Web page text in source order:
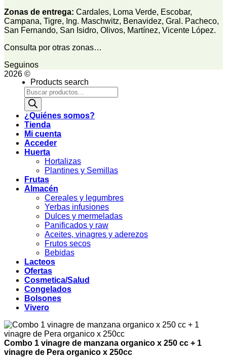
Zonas de entrega: Cardales, Loma Verde, Escobar,
Campana, Tigre, Ing. Maschwitz, Benavidez, Gral. Pacheco,
San Fernando, San Isidro, Olivos, Martínez, Vicente López.
Consulta por otras zonas…
Seguinos
2026 ©
Products search
¿Quiénes somos?
Tienda
Mi cuenta
Acceder
Huerta
Hortalizas
Plantines y Semillas
Frutas
Almacén
Cereales y legumbres
Yerbas infusiones
Dulces y mermeladas
Panificados y raw
Aceites, vinagres y aderezos
Frutos secos
Bebidas
Lacteos
Ofertas
Cosmetica/Salud
Congelados
Bolsones
Vivero
Combo 1 vinagre de manzana organico x 250 cc + 1
vinagre de Pera organico x 250cc